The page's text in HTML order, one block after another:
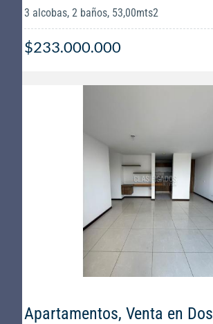
3 alcobas, 2 baños, 53,00mts2
$233.000.000
Apartamentos, Venta en Dos